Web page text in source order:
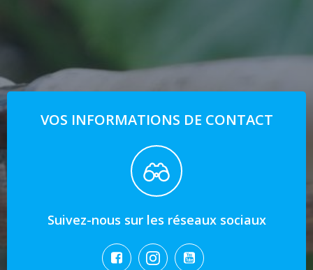
VOS INFORMATIONS DE CONTACT
Suivez-nous sur les réseaux sociaux